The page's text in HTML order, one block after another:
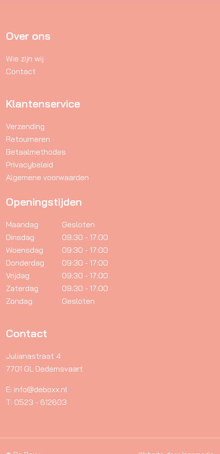
Over ons
Wie zijn wij
Contact
Klantenservice
Verzending
Retourneren
Betaalmethodes
Privacybeleid
Algemene voorwaarden
Openingstijden
Maandag
Gesloten
Dinsdag
09:30 - 17:00
Woensdag
09:30 - 17:00
Donderdag
09:30 - 17:00
Vrijdag
09:30 - 17:00
Zaterdag
09:30 - 17:00
Zondag
Gesloten
Contact
Julianastraat 4
7701 GL Dedemsvaart
E: info@deboxx.nl
T: 0523 - 612603